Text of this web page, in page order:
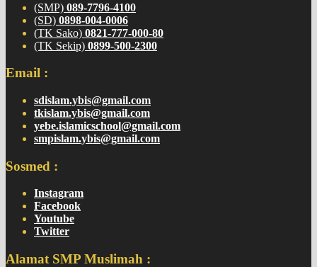
(SMP) 089-7796-4100
(SD) 0898-004-0006
(TK Sako) 0821-777-000-80
(TK Sekip) 0899-500-2300
Email :
sdislam.ybis@gmail.com
tkislam.ybis@gmail.com
yebe.islamicschool@gmail.com
smpislam.ybis@gmail.com
Sosmed :
Instagram
Facebook
Youtube
Twitter
Alamat SMP Muslimah :